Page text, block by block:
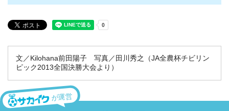
文／Kilohana前田陽子 写真／田川秀之（JA全農杯チビリン
ピック2013全国決勝大会より）
が運営